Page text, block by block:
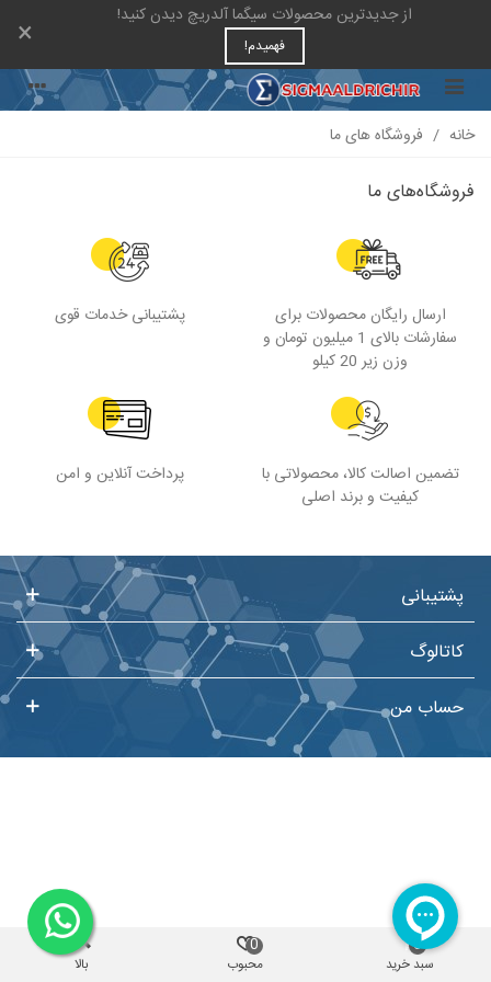
از جدیدترین محصولات سیگما آلدریچ دیدن کنید!
فهمیدم! ×
خانه / فروشگاه های ما
فروشگاه‌های ما
ارسال رایگان محصولات برای
سفارشات بالای 1 میلیون تومان و
وزن زیر 20 کیلو
پشتیبانی خدمات قوی
تضمین اصالت کالا، محصولاتی با
کیفیت و برند اصلی
پرداخت آنلاین و امن
پشتیبانی
کاتالوگ
حساب من
سبد خرید
0
محبوب
0
بالا